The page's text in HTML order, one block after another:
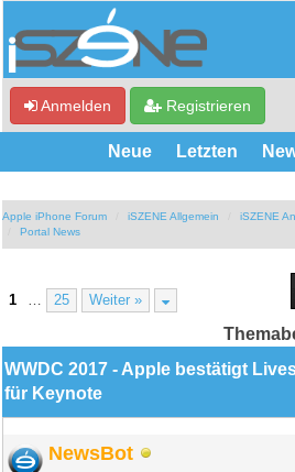
Anmelden Registrieren
Neue Letzten
Apple iPhone Forum iSZENE Allgemein
iSZENE
Portal News
1 25 Weiter »
WWDC 2017 - Apple bestätigt
für Keynote
NewsBot